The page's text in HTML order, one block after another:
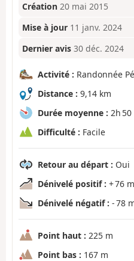
Création 20 mai 2015
Mise à jour 11 janv. 2024
Dernier avis 30 déc. 2024
Activité : Randonnée
Distance : 9,14 km
Durée moyenne : 2h 50
Difficulté : Facile
Retour au départ : Oui
Dénivelé positif : + 76 m
Dénivelé négatif : - 78
Point haut : 225 m
Point bas : 167 m